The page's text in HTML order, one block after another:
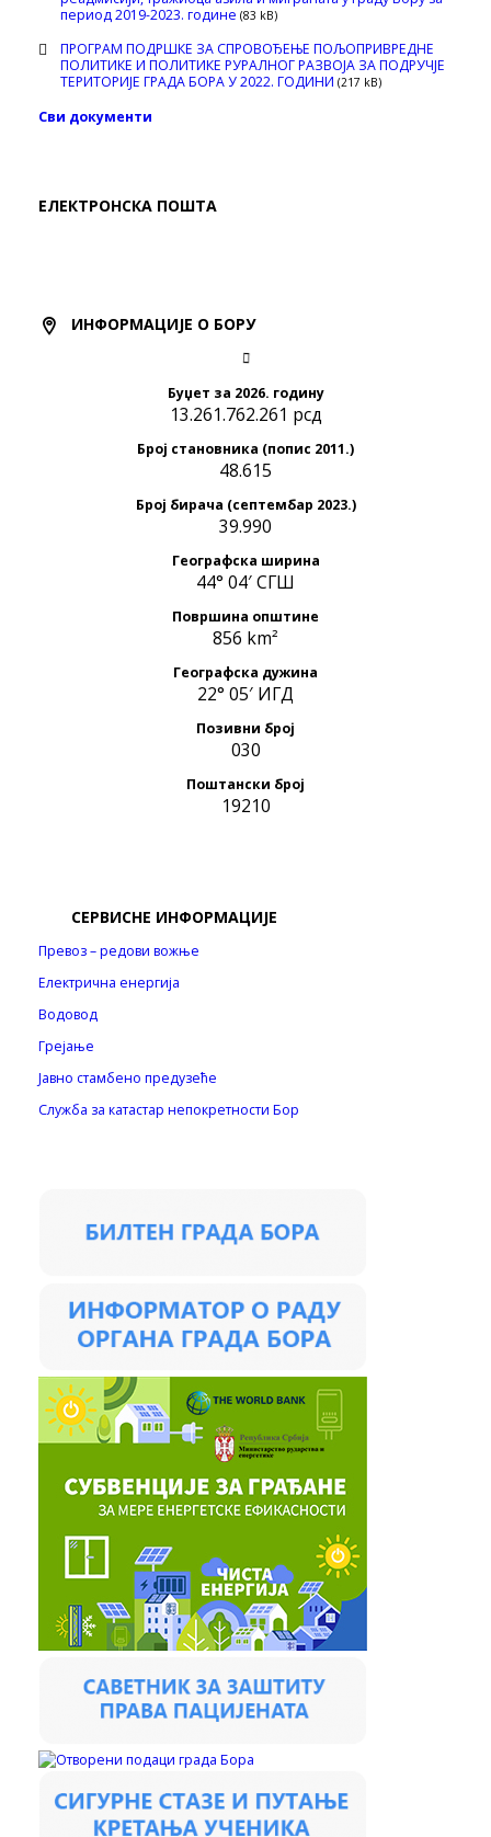
период 2019-2023. године (83 kB)
ПРОГРАМ ПОДРШКЕ ЗА СПРОВОЂЕЊЕ ПОЉОПРИВРЕДНЕ
ПОЛИТИКЕ И ПОЛИТИКЕ РУРАЛНОГ РАЗВОЈА ЗА ПОДРУЧЈЕ
ТЕРИТОРИЈЕ ГРАДА БОРА У 2022. ГОДИНИ (217 kB)
Сви документи
ЕЛЕКТРОНСКА ПОШТА
ИНФОРМАЦИЈЕ О БОРУ
Буџет за 2026. годину
13.261.762.261 рсд
Број становника (попис 2011.)
48.615
Број бирача (септембар 2023.)
39.990
Географска ширина
44° 04′ СГШ
Површина општине
856 km²
Географска дужина
22° 05′ ИГД
Позивни број
030
Поштански број
19210
СЕРВИСНЕ ИНФОРМАЦИЈЕ
Превоз – редови вожње
Електрична енергија
Водовод
Грејање
Јавно стамбено предузеће
Служба за катастар непокретности Бор